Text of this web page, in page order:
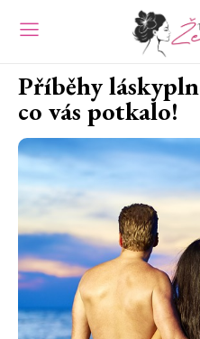
Příběhy
co vás potkalo!